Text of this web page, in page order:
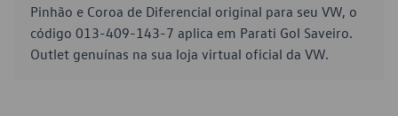
Pinhão e Coroa de Diferencial original para seu VW, o
código 013-409-143-7 aplica em Parati Gol Saveiro.
Outlet genuínas na sua loja virtual oficial da VW.